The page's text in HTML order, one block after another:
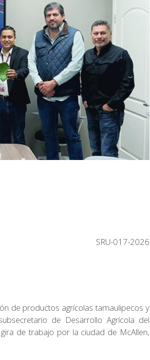
SRU-017-2026
de productos agrícolas tamaulipecos y
de Desarrollo Agrícola del
de trabajo por la ciudad de McAllen,